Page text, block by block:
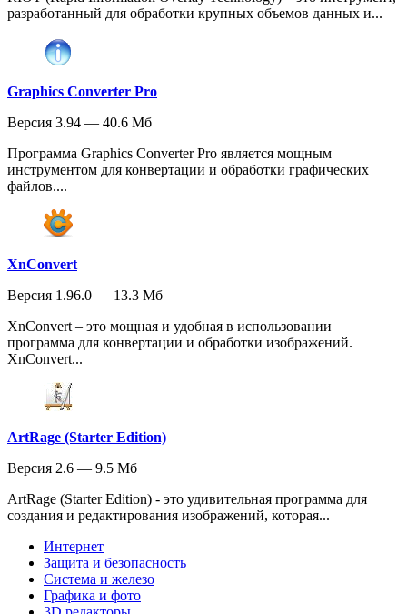
разработанный для обработки крупных объемов данных и...
Graphics Converter Pro
Версия 3.94 — 40.6 Мб
Программа Graphics Converter Pro является мощным
инструментом для конвертации и обработки графических
файлов....
XnConvert
Версия 1.96.0 — 13.3 Мб
XnConvert – это мощная и удобная в использовании
программа для конвертации и обработки изображений.
XnConvert...
ArtRage (Starter Edition)
Версия 2.6 — 9.5 Мб
ArtRage (Starter Edition) - это удивительная программа для
создания и редактирования изображений, которая...
Интернет
Защита и безопасность
Система и железо
Графика и фото